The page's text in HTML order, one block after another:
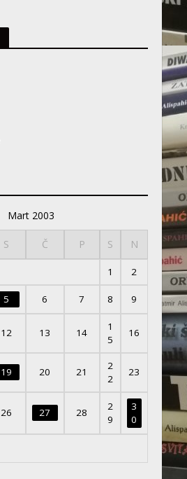
Mart 2003
S Č P S N
1 2
5 6 7 8 9
12 13 14
1
5
16
19 20 21
2
2
23
26 27 28
2
9
3
0